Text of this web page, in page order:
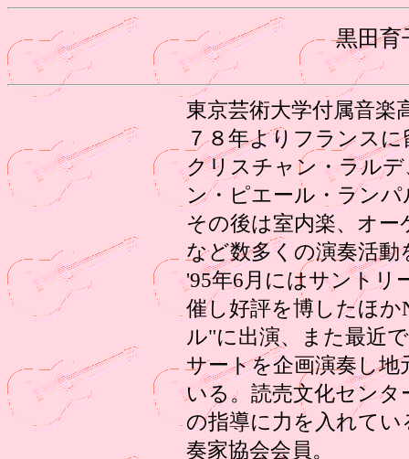
黒田育
東京芸術大学付属音楽
７８年よりフランスに
クリスチャン・ラル
ン・ピエール・ラン
その後は室内楽、オ
など数多くの演奏活動
'95年6月にはサントリ
催し好評を博したほ
ル"に出演、また最近
サートを企画演奏し
いる。読売文化セン
の指導に力を入れて
奏家協会会員。